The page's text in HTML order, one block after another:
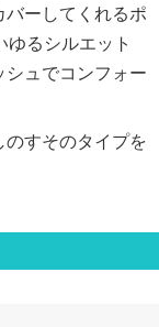
バーしてくれるポ
るシルエット
シュでコンフォー
のすそのタイプを